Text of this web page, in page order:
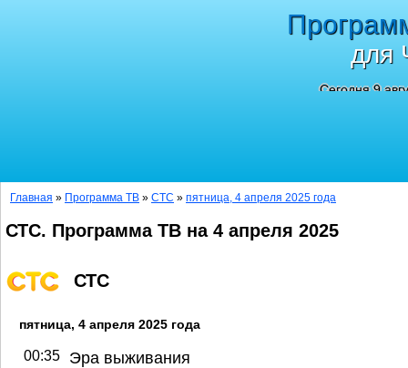
для
Сегодня 9
Главная » Программа ТВ » СТС » пятница, 4 апреля 2025 года
СТС. Программа ТВ на 4 апреля 2025
СТС
пятница, 4 апреля 2025 года
00:35 Эра выживания